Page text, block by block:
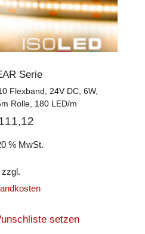
Serie
Flexband, 24V DC, 6W,
Rolle, 180 LED/m
% MwSt.
zzgl.
setzen